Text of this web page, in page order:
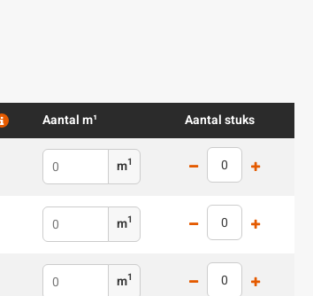
Aantal m¹ Aantal stuks
m1
m1
m1